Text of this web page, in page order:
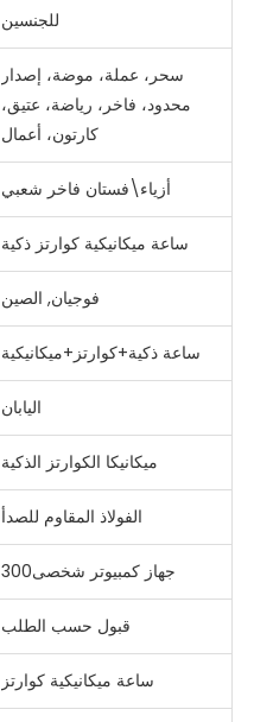
للجنسين
سحر، عملة، موضة، إصدار
محدود، فاخر، رياضة، عتيق،
كارتون، أعمال
أزياء\فستان فاخر شعبي
ساعة ميكانيكية كوارتز ذكية
فوجيان, الصين
ساعة ذكية+كوارتز+ميكانيكية
اليابان
ميكانيكا الكوارتز الذكية
الفولاذ المقاوم للصدأ
جهاز كمبيوتر شخصى300
قبول حسب الطلب
ساعة ميكانيكية كوارتز